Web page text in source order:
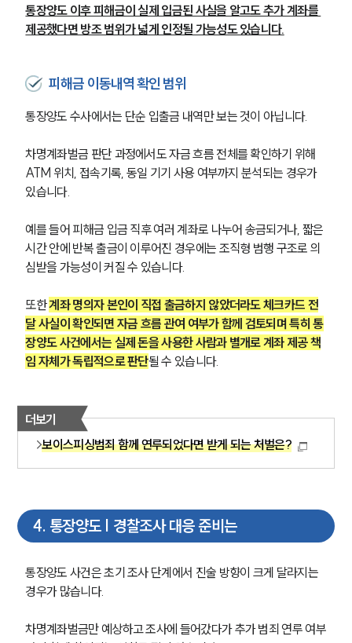
형사전문변호사
소식/자료
언론보도
법률 블로그
법률서식
뉴스레터/브로슈어
대륜법률상담예약
통장양도 이후 피해금이 실제 입금된 사실을 알고도 추가 계좌를
제공했다면 방조 범위가 넓게 인정될 가능성도 있습니다.
피해금 이동내역 확인 범위
통장양도 수사에서는 단순 입출금 내역만 보는 것이 아닙니다.
차명계좌벌금 판단 과정에서도 자금 흐름 전체를 확인하기 위해
ATM 위치, 접속기록, 동일 기기 사용 여부까지 분석되는 경우가
있습니다.
예를 들어 피해금 입금 직후 여러 계좌로 나누어 송금되거나, 짧은
시간 안에 반복 출금이 이루어진 경우에는 조직형 범행 구조로 의
심받을 가능성이 커질 수 있습니다.
또한 계좌 명의자 본인이 직접 출금하지 않았더라도 체크카드 전
달 사실이 확인되면 자금 흐름 관여 여부가 함께 검토되며 특히 통
장양도 사건에서는 실제 돈을 사용한 사람과 별개로 계좌 제공 책
임 자체가 독립적으로 판단될 수 있습니다.
더보기
보이스피싱범죄 함께 연루되었다면 받게 되는 처벌은?
4. 통장양도 | 경찰조사 대응 준비는
통장양도 사건은 초기 조사 단계에서 진술 방향이 크게 달라지는
경우가 많습니다.
차명계좌벌금만 예상하고 조사에 들어갔다가 추가 범죄 연루 여부